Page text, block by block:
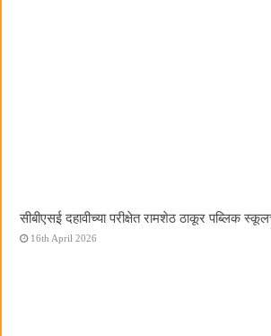
सीबीएसई दहावीच्या परीक्षेत रामशेठ ठाकूर पब्लिक
16th April 2026